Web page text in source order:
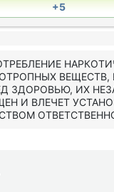
+5
ВЕЩЕСТВ,
ЗДОРОВЬЮ, ИХ
И ВЛЕЧЕТ